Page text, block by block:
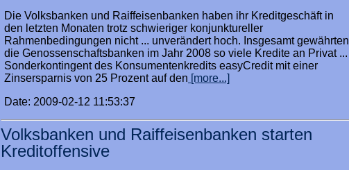
Die Volksbanken und Raiffeisenbanken haben ihr Kreditgeschäft in
den letzten Monaten trotz schwieriger konjunktureller
Rahmenbedingungen nicht ... unverändert hoch. Insgesamt gewährten
die Genossenschaftsbanken im Jahr 2008 so viele Kredite an Privat ...
Sonderkontingent des Konsumentenkredits easyCredit mit einer
Zinsersparnis von 25 Prozent auf den [more...]
Date: 2009-02-12 11:53:37
Volksbanken und Raiffeisenbanken starten
Kreditoffensive